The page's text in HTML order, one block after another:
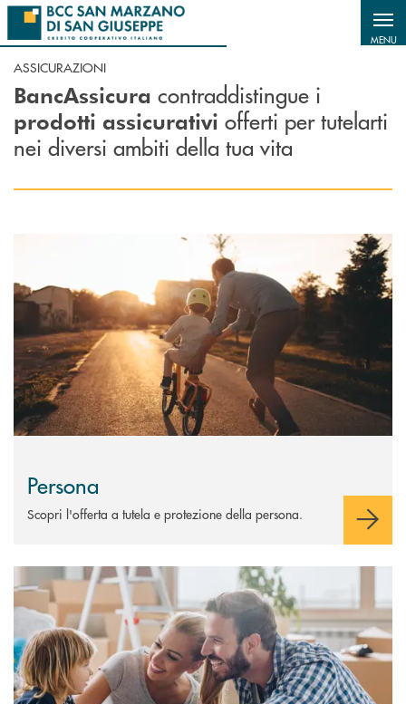
Salta al contenuto principale
MENU
ASSICURAZIONI
BancAssicura contraddistingue i
prodotti assicurativi offerti per tutelarti
nei diversi ambiti della tua vita
Persona
Scopri l'offerta a tutela e protezione della persona.
Scopri di più Patrimonio